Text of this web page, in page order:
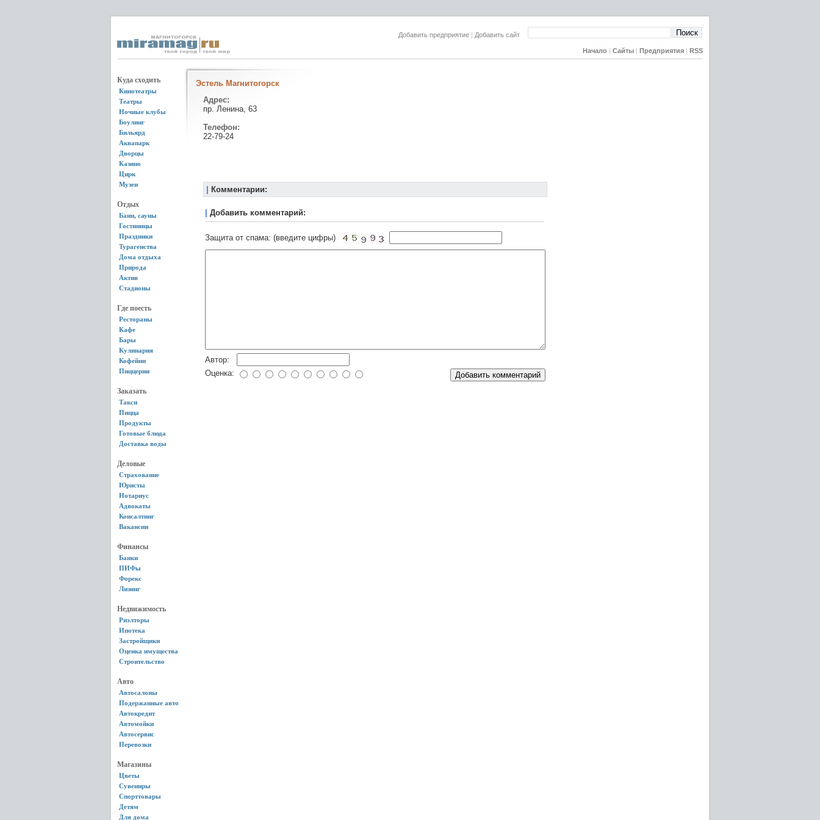
Добавить предприятие | Добавить сайт
Начало Сайты Предприятия RSS
Куда сходить
Кинотеатры
Театры
Ночные клубы
Боулинг
Бильярд
Аквапарк
Дворцы
Казино
Цирк
Музеи
Отдых
Бани, сауны
Гостиницы
Праздники
Турагенства
Дома отдыха
Природа
Актив
Стадионы
Где поесть
Рестораны
Кафе
Бары
Кулинария
Кофейни
Пиццерии
Заказать
Такси
Пицца
Продукты
Готовые блюда
Доставка воды
Деловые
Страхование
Юристы
Нотариус
Адвокаты
Консалтинг
Вакансии
Финансы
Банки
ПИФы
Форекс
Лизинг
Недвижимость
Риэлторы
Ипотека
Застройщики
Оценка имущества
Строительство
Авто
Автосалоны
Подержанные авто
Автокредит
Автомойки
Автосервис
Перевозки
Магазины
Цветы
Сувениры
Спорттовары
Детям
Для дома
Эстель Магнитогорск
Адрес:
пр. Ленина, 63
Телефон:
22-79-24
Комментарии:
Добавить комментарий:
Защита от спама: (введите цифры)
Автор:
Оценка: